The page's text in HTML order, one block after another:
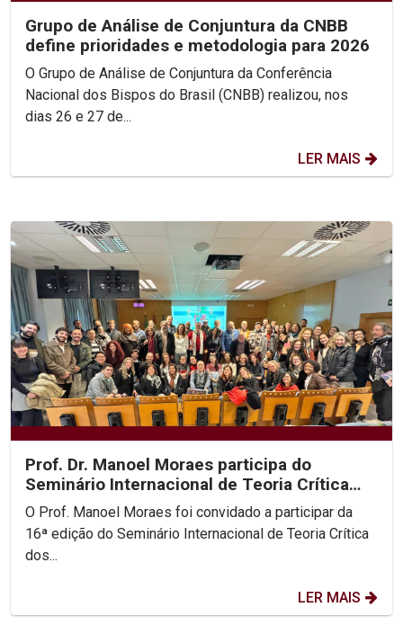
Grupo de Análise de Conjuntura da CNBB
define prioridades e metodologia para 2026
O Grupo de Análise de Conjuntura da Conferência
Nacional dos Bispos do Brasil (CNBB) realizou, nos
dias 26 e 27 de...
LER MAIS
Prof. Dr. Manoel Moraes participa do
Seminário Internacional de Teoria Crítica
dos Direitos...
O Prof. Manoel Moraes foi convidado a participar da
16ª edição do Seminário Internacional de Teoria Crítica
dos...
LER MAIS